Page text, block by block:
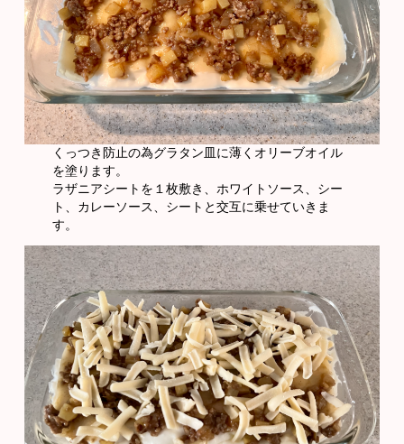
くっつき防止の為グラタン皿に薄くオリーブオイル
を塗ります。
ラザニアシートを１枚敷き、ホワイトソース、シー
ト、カレーソース、シートと交互に乗せていきま
す。